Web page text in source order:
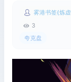
雾港书签(炼
3
夸克盘